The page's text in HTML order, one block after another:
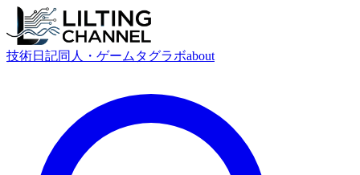
技術日記同人・ゲーム タグラボabout